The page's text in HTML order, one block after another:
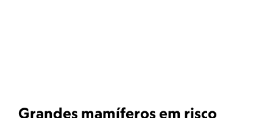
Grandes mamíferos em risco